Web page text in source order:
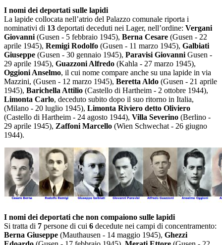
I nomi dei deportati sulle lapidi
La lapide collocata nell’atrio del Palazzo comunale riporta i
nominativi di 13 deportati deceduti nei Lager, nell’ordine: Vergani
Giovanni (Gusen - 5 febbraio 1945), Berna Cesare (Gusen - 22
aprile 1945), Remigi Rodolfo (Gusen - 11 marzo 1945), Galbiati
Giuseppe (Gusen - 30 gennaio 1945), Paravisi Giovanni Gusen -
29 aprile 1945), Guazzoni Alfredo (Kahla - 27 marzo 1945),
Oggioni Anselmo, il cui nome compare anche su una lapide in via
Mazzini, (Gusen - 12 marzo 1945), Beretta Aldo (Gusen - 21 aprile
1945), Barichella Attilio (Castello di Hartheim - 2 ottobre 1944),
Limonta Carlo, deceduto subito dopo il suo ritorno in Italia,
(Milano - 20 luglio 1945), Limonta Riviero detto Oliviero
(Castello di Hartheim - 24 agosto 1944), Villa Severino (Berlino -
29 aprile 1945), Zaffoni Marcello (Wien Schwechat - 26 giugno
1944).
I nomi dei deportati che non compaiono sulle lapidi
Si tratta di 7 persone di cui 6 decedute nei campi di concentramento:
Berna Giuseppe (Mauthausen - 14 maggio 1945), Ghezzi